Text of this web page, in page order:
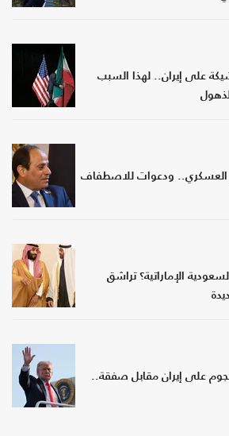
على إيران.. لهذا السبب
العسكري.. ودعوات للاصطفاف
الإماراتية؟ تراشق
على إيران مقابل صفقة..